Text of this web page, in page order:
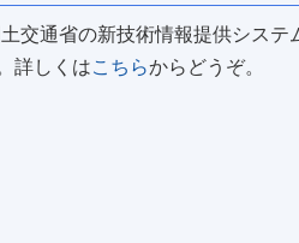
交通省の新技術情報提供システ
詳しくはこちらからどうぞ。